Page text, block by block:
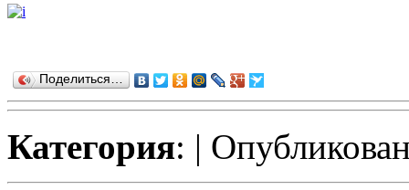
Поделиться…
Категория: |